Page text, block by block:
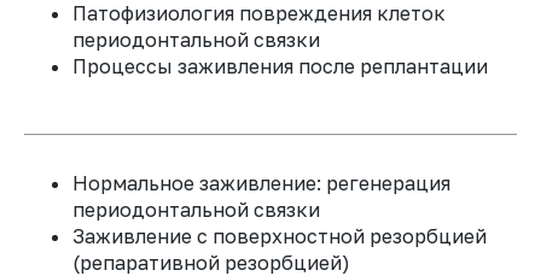
Патофизиология повреждения клеток
периодонтальной связки
Процессы заживления после реплантации
Нормальное заживление: регенерация
периодонтальной связки
Заживление с поверхностной резорбцией
(репаративной резорбцией)
КУПИТЬ
ПРИ ОПЛАТЕ VIP ТАРИФА ДО 1 АВГУСТА
ДОСТУП КО ВСЕМ УЧЕБНЫМ МАТЕРИАЛАМ
ПРЕДОСТАВЛЯЕТСЯ БЕССРОЧНО